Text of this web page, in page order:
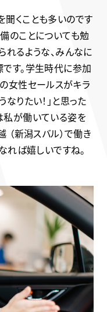
くことも多いのです
のことについても勉
れるような、みんなに
す。学生時代に参加
女性セールスがキラ
りたい！」と思った
私が働いている姿を
（新潟スバル）で働き
れば嬉しいですね。